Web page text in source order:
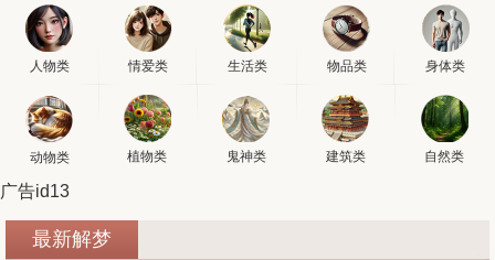
人物类 情爱类 生活类 物品类 身体类
动物类 植物类 鬼神类 建筑类 自然类
广告id13
最新解梦